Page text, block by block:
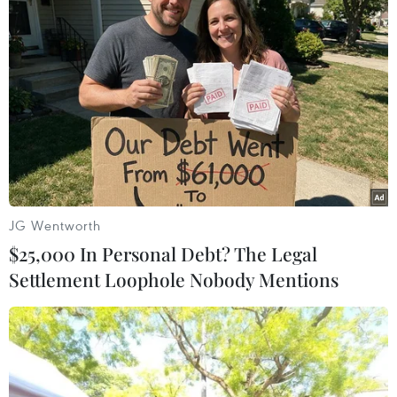
Áp thấp nhiệt đới đổi hướng trên
vùng biển phía Đông khu vực vịnh
Bắc Bộ
07/08/2026 23:29
Campuchia nỗ lực bảo tồn động vật
hoang dã trước nguy cơ tuyệt chủng
07/08/2026 22:45
Áp thấp nhiệt đới trên vịnh Bắc Bộ sẽ
gây ảnh hưởng thế nào tới Việt Nam?
07/08/2026 14:38
JG Wentworth
$25,000 In Personal Debt? The Legal
Settlement Loophole Nobody Mentions